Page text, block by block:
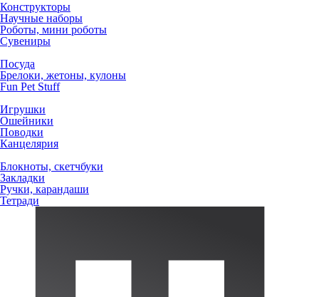
Конструкторы
Научные наборы
Роботы, мини роботы
Сувениры
Посуда
Брелоки, жетоны, кулоны
Fun Pet Stuff
Игрушки
Ошейники
Поводки
Канцелярия
Блокноты, скетчбуки
Закладки
Ручки, карандаши
Тетради